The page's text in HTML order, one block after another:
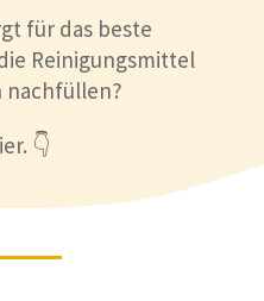
für das beste
Reinigungsmittel
nachfüllen?
👇